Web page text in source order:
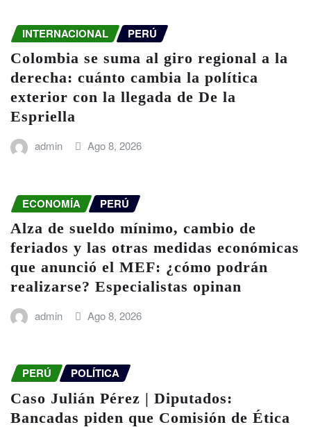
INTERNACIONAL PERÚ
Colombia se suma al giro regional a la
derecha: cuánto cambia la política
exterior con la llegada de De la
Espriella
admin Ago 8, 2026
ECONOMÍA PERÚ
Alza de sueldo mínimo, cambio de
feriados y las otras medidas económicas
que anunció el MEF: ¿cómo podrán
realizarse? Especialistas opinan
admin Ago 8, 2026
PERÚ POLÍTICA
Caso Julián Pérez | Diputados:
Bancadas piden que Comisión de Ética